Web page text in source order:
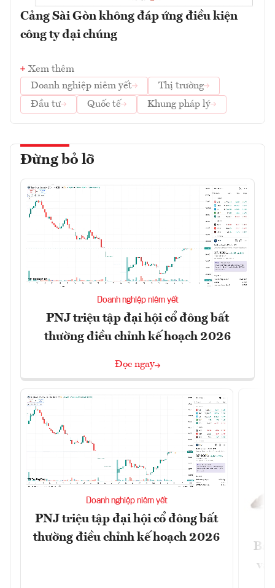
Cảng Sài Gòn không đáp ứng điều kiện
công ty đại chúng
Xem thêm
Doanh nghiệp niêm yết
Thị trường
Đầu tư
Quốc tế Khung pháp lý
Đừng bỏ lỡ
Doanh nghiệp niêm yết
PNJ triệu tập đại hội cổ đông bất
thường điều chỉnh kế hoạch 2026
Đọc ngay
Doanh nghiệp niêm yết
PNJ triệu tập đại hội cổ đông bất
thường điều chỉnh kế hoạch 2026
và